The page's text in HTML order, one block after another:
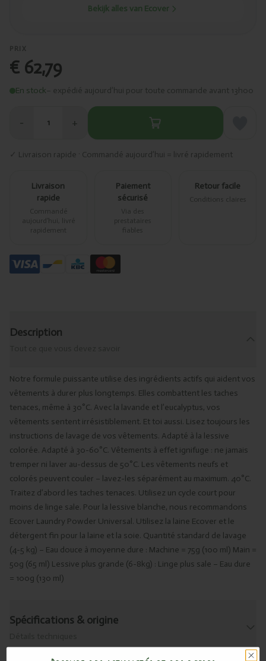
Bekijk alles van Ecover
PRIX
€ 62,79
En stock– expédié aujourd’hui pour toute commande avant 13h00
− 1 +
✓ Livraison rapide · Commandé aujourd’hui = livré rapidement
Livraison
rapide
Commandé
aujourd’hui, livré
rapidement
Paiement
sécurisé
Via des
prestataires
fiables
Retour facile
Conditions claires
Description
Notre formule puissante utilise des ingrédients actifs qui aident vos
vêtements à durer plus longtemps. Elles combattent les taches
tenaces, même à 30°C. Avec la lavande et l’eucalyptus, vos
vêtements sentent irrésistiblement. Et toi aussi. Lisez toujours les
instructions de lavage de vos vêtements. Adapté à la lessive
colorée. Adapté à 30-60°C. Vêtements à effet ignifuge : ne jamais
tremper ni laver au-dessus de 50°C. Les vêtements neufs et
colorés peuvent couler – lavez-les séparément au maximum. 40°C.
Traitez d’abord les taches tenaces. Utilisez un cycle court pour
moins de linge sale. Pour la lessive blanche, nous recommandons
Ecover Laundry Powder Universal. Utilisez la laine Ecover et le
détergent fin pour la laine et la soie. Quantité standard de lavage
(4-5 kg) – Eau douce à moyenne dure : Machine = 75g (100 ml) Main =
50g (65 ml) Lessive plus grande (6-8kg) : Linge plus sale – Eau dure
= 100g (130 ml)
Spécifications & origine